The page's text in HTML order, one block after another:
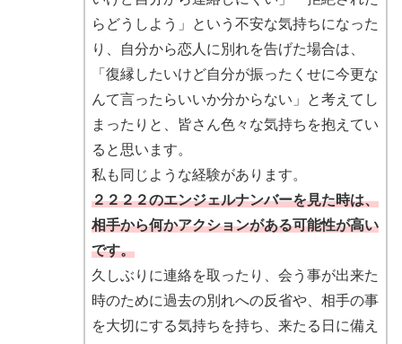
らどうしよう」という不安な気持ちになった
り、自分から恋人に別れを告げた場合は、
「復縁したいけど自分が振ったくせに今更な
んて言ったらいいか分からない」と考えてし
まったりと、皆さん色々な気持ちを抱えてい
ると思います。
私も同じような経験があります。
２２２２のエンジェルナンバーを見た時は、
相手から何かアクションがある可能性が高い
です。
久しぶりに連絡を取ったり、会う事が出来た
時のために過去の別れへの反省や、相手の事
を大切にする気持ちを持ち、来たる日に備え